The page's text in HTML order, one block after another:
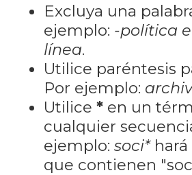
Excluya una
ejemplo: -política
línea.
Utilice paréntesis
Por ejemplo:
Utilice *en un
cualquier
ejemplo: soci*hará
que contienen